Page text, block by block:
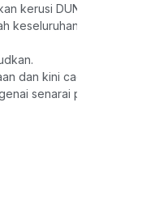
kerusi DUN Melekun di
keseluruhan 17 kerusi
dan kini cadangan itu
senarai penuh